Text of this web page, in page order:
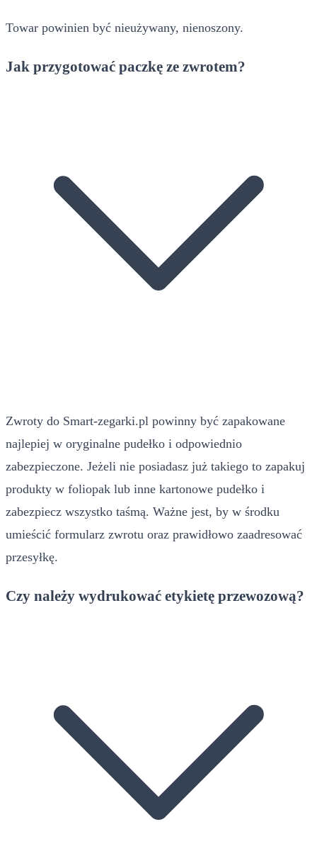
Towar powinien być nieużywany, nienoszony.
Jak przygotować paczkę ze zwrotem?
Zwroty do Smart-zegarki.pl powinny być zapakowane
najlepiej w oryginalne pudełko i odpowiednio
zabezpieczone. Jeżeli nie posiadasz już takiego to zapakuj
produkty w foliopak lub inne kartonowe pudełko i
zabezpiecz wszystko taśmą. Ważne jest, by w środku
umieścić formularz zwrotu oraz prawidłowo zaadresować
przesyłkę.
Czy należy wydrukować etykietę przewozową?